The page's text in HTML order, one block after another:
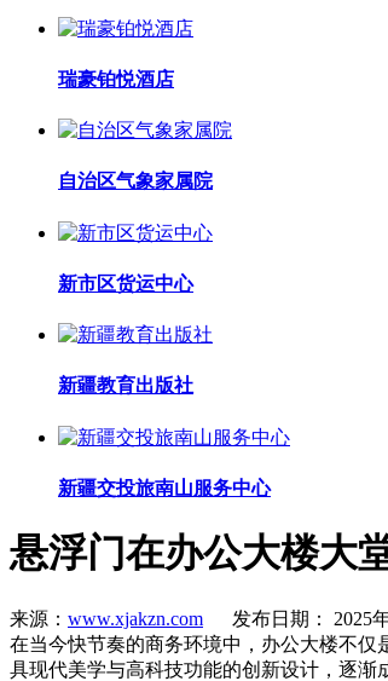
瑞豪铂悦酒店
自治区气象家属院
新市区货运中心
新疆教育出版社
新疆交投旅南山服务中心
悬浮门在办公大楼大
来源： www.xjakzn.com 发布日期： 2025年
在当今快节奏的商务环境中，办公大楼不
具现代美学与高科技功能的创新设计，逐渐